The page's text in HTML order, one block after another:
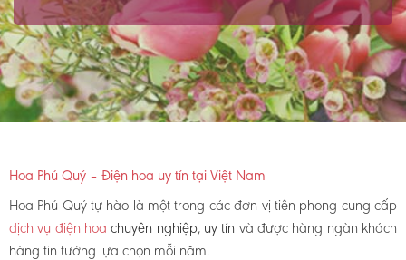
Hoa Phú Quý – Điện hoa uy tín tại Việt Nam
Hoa Phú Quý tự hào là một trong các đơn vị tiên phong cung cấp
dịch vụ điện hoachuyên nghiệp, uy tín và được hàng ngàn khách
hàng tin tưởng lựa chọn mỗi năm.